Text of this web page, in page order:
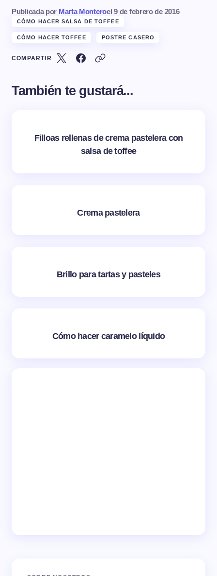
Publicada por Marta Monteroel 9 de febrero de 2016
CÓMO HACER SALSA DE TOFFEE
CÓMO HACER TOFFEE POSTRE CASERO
COMPARTIR
También te gustará...
Filloas rellenas de crema pastelera con
salsa de toffee
Crema pastelera
Brillo para tartas y pasteles
Cómo hacer caramelo líquido